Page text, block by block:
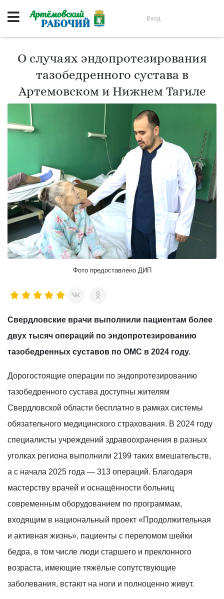
Вход
О случаях эндопротезирования
тазобедренного сустава в
Артемовском и Нижнем Тагиле
Фото предоставлено ДИП
Свердловские врачи выполнили пациентам более
двух тысяч операций по эндопротезированию
тазобедренных суставов по ОМС в 2024 году.
Дорогостоящие операции по эндопротезированию
тазобедренного сустава доступны жителям
Свердловской области бесплатно в рамках системы
обязательного медицинского страхования. В 2024 году
специалисты учреждений здравоохранения в разных
уголках региона выполнили 2199 таких вмешательств,
а с начала 2025 года — 313 операций. Благодаря
мастерству врачей и оснащённости больниц
современным оборудованием по программам,
входящим в национальный проект «Продолжительная
и активная жизнь», пациенты с переломом шейки
бедра, в том числе люди старшего и преклонного
возраста, имеющие тяжёлые сопутствующие
заболевания, встают на ноги и полноценно живут.